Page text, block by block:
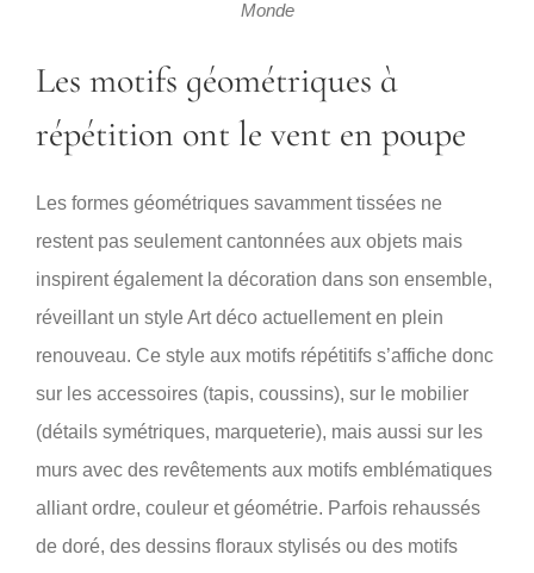
Monde
Les motifs géométriques à
répétition ont le vent en poupe
Les formes géométriques savamment tissées ne
restent pas seulement cantonnées aux objets mais
inspirent également la décoration dans son ensemble,
réveillant un style Art déco actuellement en plein
renouveau. Ce style aux motifs répétitifs s’affiche donc
sur les accessoires (tapis, coussins), sur le mobilier
(détails symétriques, marqueterie), mais aussi sur les
murs avec des revêtements aux motifs emblématiques
alliant ordre, couleur et géométrie. Parfois rehaussés
de doré, des dessins floraux stylisés ou des motifs